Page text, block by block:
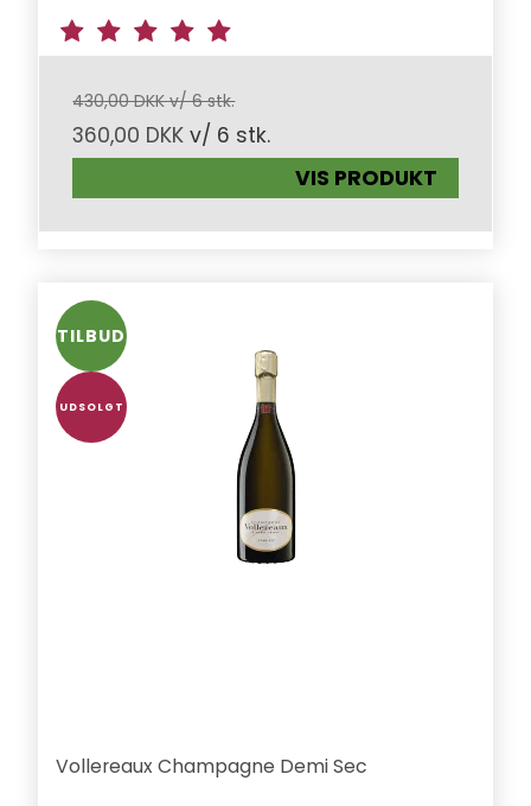
430,00 DKK v/ 6 stk.
360,00 DKK v/ 6 stk.
VIS PRODUKT
TILBUD
UDSOLGT
Vollereaux Champagne Demi Sec